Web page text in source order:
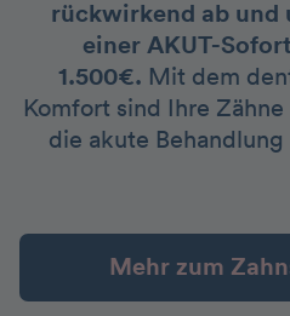
rückwirkend ab und
einer AKUT-
1.500€. Mit dem
Komfort sind Ihre
die akute
Mehr zum